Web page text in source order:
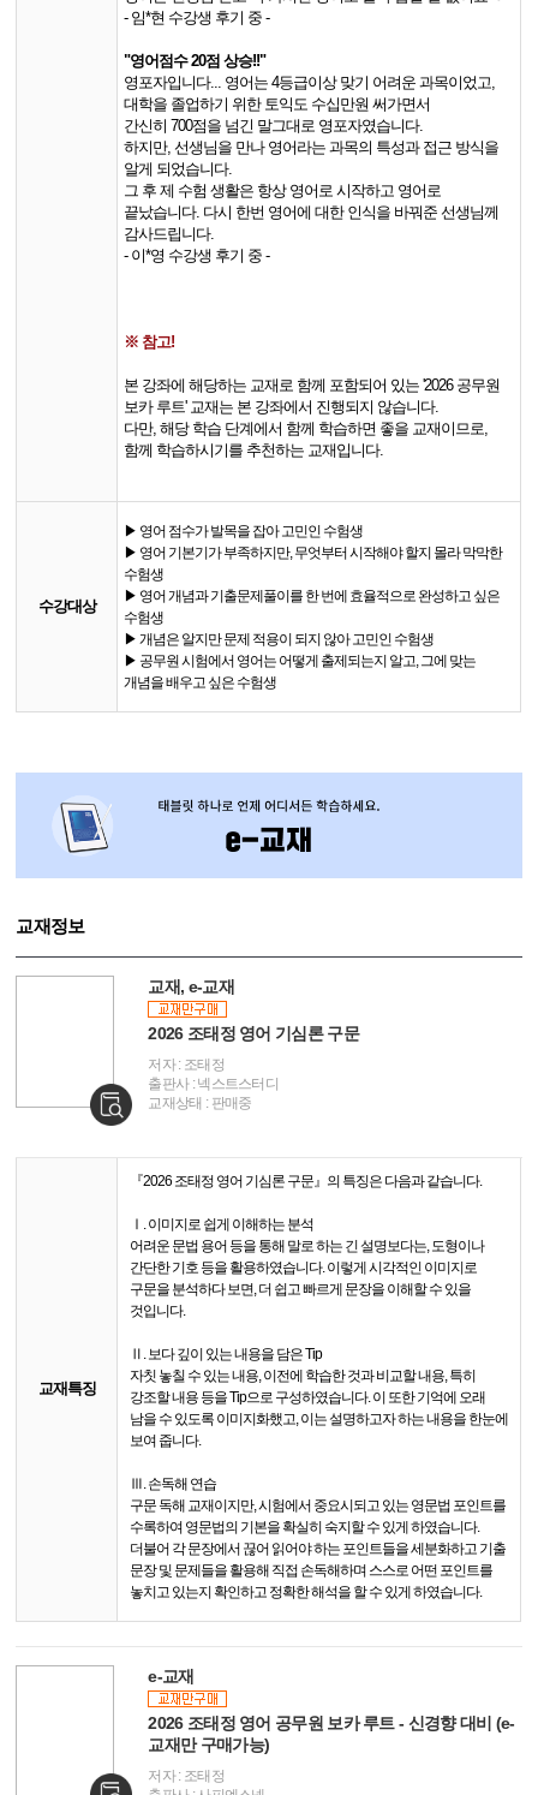
- 임*현 수강생 후기 중 -
"​영어점수 20점 상승!!"
영포자입니다... 영어는 4등급이상 맞기 어려운 과목이었고,
대학을 졸업하기 위한 토익도 수십만원 써가면서
간신히 700점을 넘긴 말그대로 영포자였습니다.
하지만, 선생님을 만나 영어라는 과목의 특성과 접근 방식을
알게 되었습니다.
그 후 제 수험 생활은 항상 영어로 시작하고 영어로
끝났습니다. 다시 한번 영어에 대한 인식을 바꿔준 선생님께
감사드립니다.
- 이*영 수강생 후기 중 -
※ 참고!
본 강좌에 해당하는 교재로 함께 포함되어 있는 '2026 공무원
보카 루트' 교재는 본 강좌에서 진행되지 않습니다.
다만, 해당 학습 단계에서 함께 학습하면 좋을 교재이므로,
함께 학습하시기를 추천하는 교재입니다.
수강대상
▶ 영어 점수가 발목을 잡아 고민인 수험생
▶ 영어 기본기가 부족하지만, 무엇부터 시작해야 할지 몰라 막막한
수험생
▶ 영어 개념과 기출문제풀이를 한 번에 효율적으로 완성하고 싶은
수험생
▶ 개념은 알지만 문제 적용이 되지 않아 고민인 수험생
▶ 공무원 시험에서 영어는 어떻게 출제되는지 알고, 그에 맞는
개념을 배우고 싶은 수험생
교재정보
교재, e-교재
2026 조태정 영어 기심론 구문
저자 : 조태정
출판사 : 넥스트스터디
교재상태 : 판매중
교재특징
『2026 조태정 영어 기심론 구문』의 특징은 다음과 같습니다.
Ⅰ. 이미지로 쉽게 이해하는 분석
어려운 문법 용어 등을 통해 말로 하는 긴 설명보다는, 도형이나
간단한 기호 등을 활용하였습니다. 이렇게 시각적인 이미지로
구문을 분석하다 보면, 더 쉽고 빠르게 문장을 이해할 수 있을
것입니다.
Ⅱ. 보다 깊이 있는 내용을 담은 Tip
자칫 놓칠 수 있는 내용, 이전에 학습한 것과 비교할 내용, 특히
강조할 내용 등을 Tip으로 구성하였습니다. 이 또한 기억에 오래
남을 수 있도록 이미지화했고, 이는 설명하고자 하는 내용을 한눈에
보여 줍니다.
Ⅲ. 손독해 연습
구문 독해 교재이지만, 시험에서 중요시되고 있는 영문법 포인트를
수록하여 영문법의 기본을 확실히 숙지할 수 있게 하였습니다.
더불어 각 문장에서 끊어 읽어야 하는 포인트들을 세분화하고 기출
문장 및 문제들을 활용해 직접 손독해하며 스스로 어떤 포인트를
놓치고 있는지 확인하고 정확한 해석을 할 수 있게 하였습니다.
e-교재
2026 조태정 영어 공무원 보카 루트 - 신경향 대비 (e-
교재만 구매가능)
저자 : 조태정